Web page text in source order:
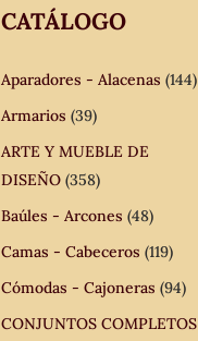
CATÁLOGO
Aparadores - Alacenas (144)
Armarios (39)
ARTE Y MUEBLE DE
DISEÑO (358)
Baúles - Arcones (48)
Camas - Cabeceros (119)
Cómodas - Cajoneras (94)
CONJUNTOS COMPLETOS